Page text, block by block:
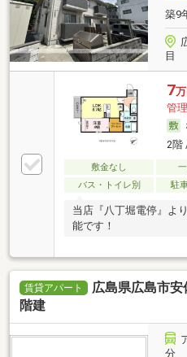
築9
目
7
管
2階
敷金なし
バス・トイレ別
駐
当店『八丁堀電停』よ
能です！
賃貸アパート
広島県広島市
階建
分